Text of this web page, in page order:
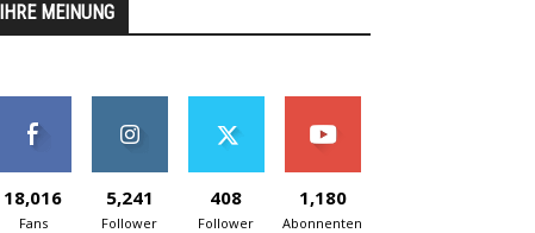
IHRE MEINUNG
18,016
Fans
5,241
Follower
408
Follower
1,180
Abonnenten